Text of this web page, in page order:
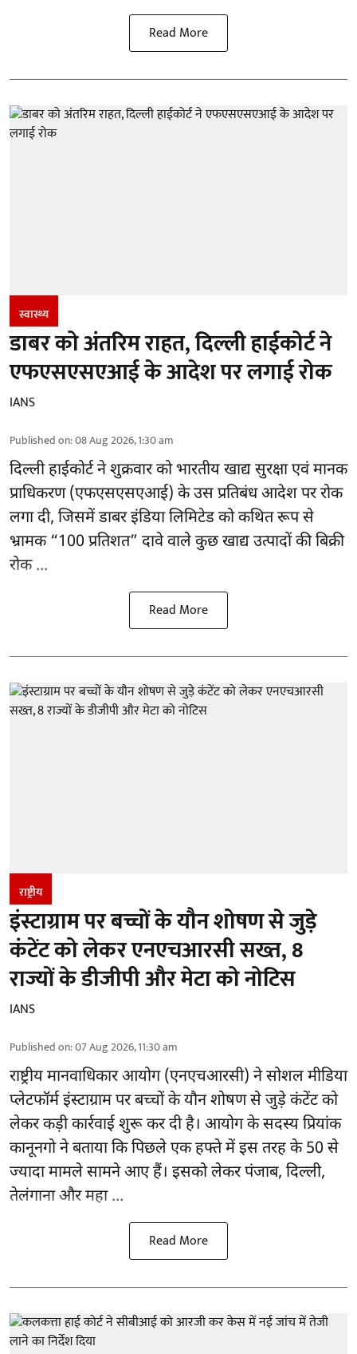
Read More
स्वास्थ्य
डाबर को अंतरिम राहत, दिल्ली हाईकोर्ट ने
एफएसएसएआई के आदेश पर लगाई रोक
IANS
Published on:08 Aug 2026, 1:30 am
दिल्ली हाईकोर्ट ने शुक्रवार को भारतीय खाद्य सुरक्षा एवं मानक
प्राधिकरण(एफएसएसएआई) के उस प्रतिबंध आदेश पर रोक
लगा दी, जिसमें डाबर इंडिया लिमिटेड को कथित रूप से
भ्रामक “100 प्रतिशत” दावे वाले कुछ खाद्य उत्पादों की बिक्री
रोक ...
Read More
राष्ट्रीय
इंस्टाग्राम पर बच्चों के यौन शोषण से जुड़े
कंटेंट को लेकर एनएचआरसी सख्त, 8
राज्यों के डीजीपी और मेटा को नोटिस
IANS
Published on:07 Aug 2026, 11:30 am
राष्ट्रीय मानवाधिकार आयोग(एनएचआरसी) ने सोशल मीडिया
प्लेटफॉर्म इंस्टाग्राम पर बच्चों के यौन शोषण से जुड़े कंटेंट को
लेकर कड़ी कार्रवाई शुरू कर दी है। आयोग के सदस्य प्रियांक
कानूनगो ने बताया कि पिछले एक हफ्ते में इस तरह के 50 से
ज्यादा मामले सामने आए हैं। इसको लेकर पंजाब, दिल्ली,
तेलंगाना और महा ...
Read More